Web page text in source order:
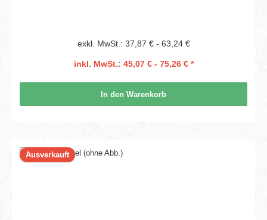
exkl. MwSt.: 37,87 € - 63,24 €
inkl. MwSt.: 45,07 € - 75,26 € *
In den Warenkorb
Ausverkauft